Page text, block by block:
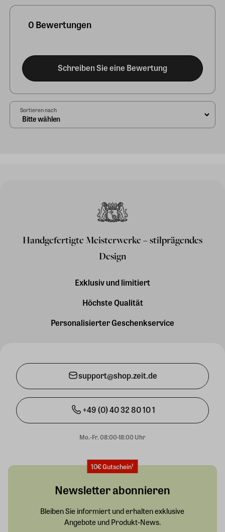
0 Bewertungen
Schreiben Sie eine Bewertung
Sortieren nach
Handgefertigte Meisterwerke – stilprägendes
Design
Exklusiv und limitiert
Höchste Qualität
Personalisierter Geschenkservice
support@shop.zeit.de
+49 (0) 40 32 80 10 1
Mo.-Fr. 08:00-18:00 Uhr
10€ Gutschein¹
Newsletter abonnieren
Bleiben Sie informiert und erhalten exklusive
Angebote und Produkt-News.